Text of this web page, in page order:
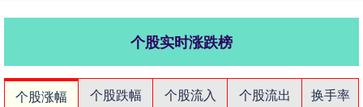
个股实时涨跌榜
个股涨幅 个股跌幅 个股流入 个股流出
换手率